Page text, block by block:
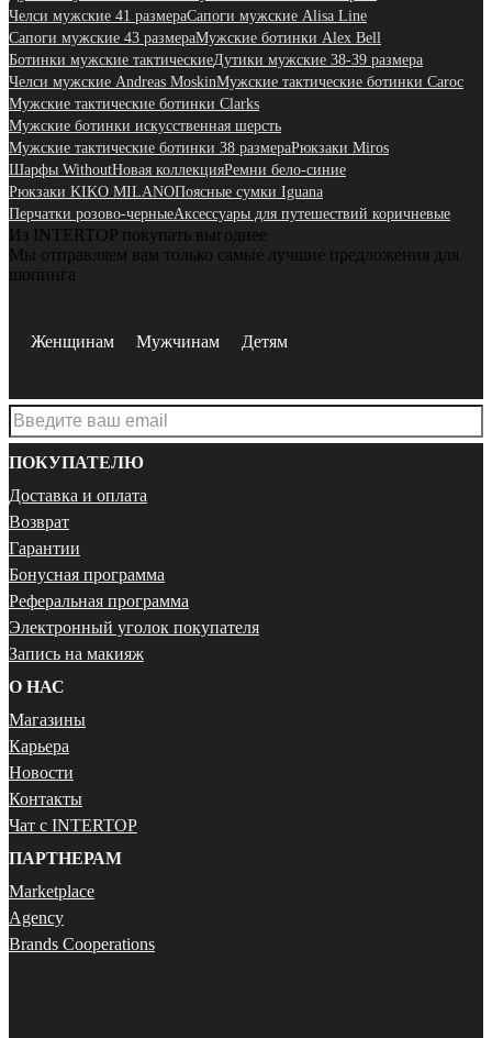
Челси мужские 41 размераСапоги мужские Alisa Line
Сапоги мужские 43 размераМужские ботинки Alex Bell
Ботинки мужские тактическиеДутики мужские 38-39 размера
Челси мужские Andreas MoskinМужские тактические ботинки Caroc
Мужские тактические ботинки Clarks
Мужские ботинки искусственная шерсть
Мужские тактические ботинки 38 размераРюкзаки Miros
Шарфы WithoutНовая коллекцияРемни бело-синие
Рюкзаки KIKO MILANOПоясные сумки Iguana
Перчатки розово-черныеАксессуары для путешествий коричневые
Из INTERTOP покупать выгоднее
Мы отправляем вам только самые лучшие предложения для
шопинга
Женщинам Мужчинам Детям
ПОКУПАТЕЛЮ
Доставка и оплата
Возврат
Гарантии
Бонусная программа
Реферальная программа
Электронный уголок покупателя
Запись на макияж
О НАС
Магазины
Карьера
Новости
Контакты
Чат с INTERTOP
ПАРТНЕРАМ
Marketplace
Agency
Brands Cooperations